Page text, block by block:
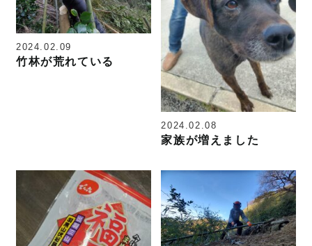
2024.02.09
竹林が荒れている
2024.02.08
家族が増えました